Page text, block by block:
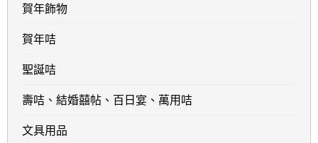
賀年飾物
賀年咭
聖誕咭
壽咭、結婚囍帖、百日宴、萬用咭
文具用品